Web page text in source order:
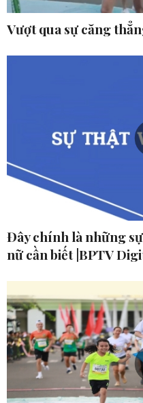
Vượt qua sự căng
Đây chính là những
nữ cần biết |BPTV